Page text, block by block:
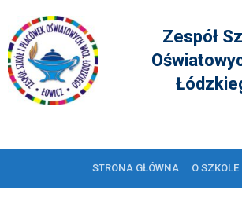
Zespół
STRONA GŁÓWNA O SZKOLE